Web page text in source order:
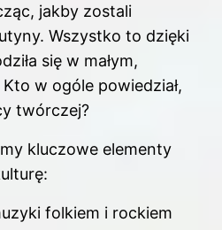
jakby zostali
Wszystko to dzięki
się w małym,
w ogóle powiedział,
twórczej?
kluczowe elementy
folkiem i rockiem